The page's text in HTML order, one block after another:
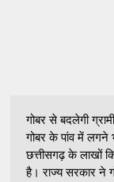
गोबर से बदलेगी
गोबर के पांव में लगने
छत्तीसगढ़ के लाखों
है। राज्य सरकार ने